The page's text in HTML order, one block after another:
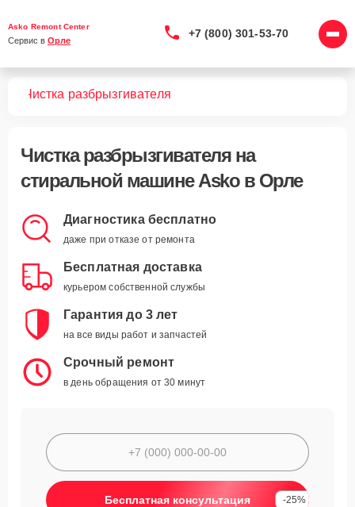
Asko Remont Center
Сервис в Орле
+7 (800) 301-53-70
Чистка разбрызгивателя
Чистка разбрызгивателяна
стиральной машине Asko в Орле
Диагностика бесплатно
даже при отказе от ремонта
Бесплатная доставка
курьером собственной службы
Гарантия до 3 лет
на все виды работ и запчастей
Срочный ремонт
в день обращения от 30 минут
Бесплатная консультация -25%